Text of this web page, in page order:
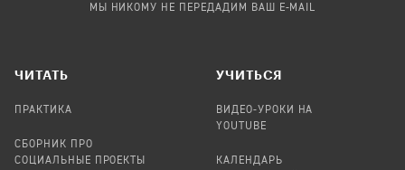
МЫ НИКОМУ НЕ ПЕРЕДАДИМ ВАШ E-MAIL
ЧИТАТЬ
ПРАКТИКА
СБОРНИК ПРО
СОЦИАЛЬНЫЕ ПРОЕКТЫ
УЧИТЬСЯ
ВИДЕО-УРОКИ НА
YOUTUBE
КАЛЕНДАРЬ